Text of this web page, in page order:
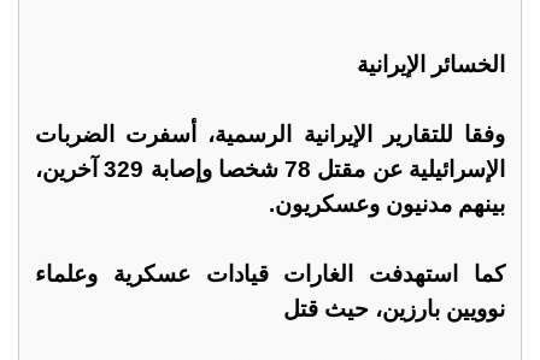
الخسائر الإيرانية
وفقا للتقارير الإيرانية الرسمية، أسفرت الضربات
الإسرائيلية عن مقتل 78 شخصا وإصابة 329 آخرين،
بينهم مدنيون وعسكريون.
كما استهدفت الغارات قيادات عسكرية وعلماء
نوويين بارزين، حيث قتل